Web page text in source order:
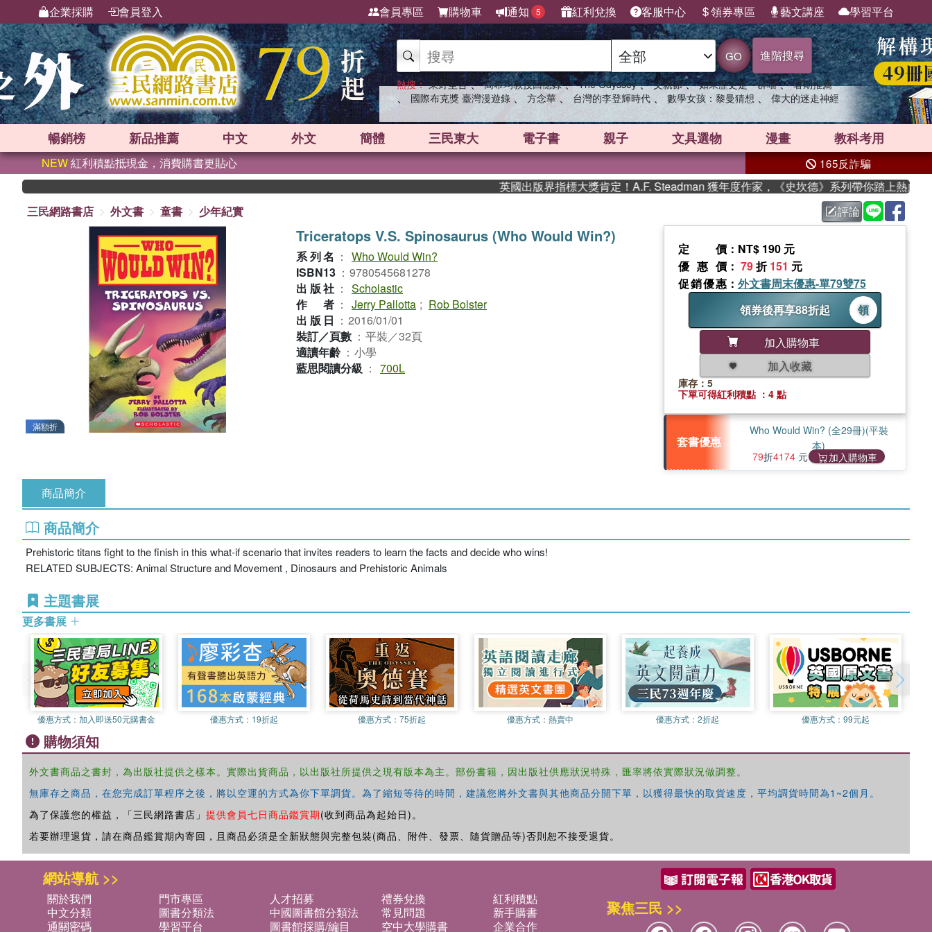
企業採購 會員登入 會員專區 購物車 通知 5 紅利兌換 客服中心 領券專區 藝文講座 學習平台
GO 進階搜尋
熱搜： 東野圭吾 、 高希均教授回憶錄 、 The Odyssey 、 父親節 、 如果歷史是一群喵 、 暑期推薦
、 國際布克獎 臺灣漫遊錄 、 方念華 、 台灣的李登輝時代 、 數學女孩：黎曼猜想 、 偉大的迷走神經
暢銷榜 新品推薦 中文 外文 簡體 三民東大 電子書 親子 文具選物 漫畫 教科考用
NEW紅利積點抵現金，消費購書更貼心 165反詐騙
英國出版界指標大獎肯定！A.F. Steadman 獲年度作家，《史坎德》系列帶你踏上熱血奇幻旅
三民網路書店
外文書 童書 少年紀實 評論
滿額折
Triceratops V.S. Spinosaurus (Who Would Win?)
系列名 ： Who Would Win?
ISBN13 ： 9780545681278
出版社 ： Scholastic
作者 ： Jerry Pallotta ; Rob Bolster
出版日 ： 2016/01/01
裝訂／頁數 ： 平裝／32頁
適讀年齡 ： 小學
藍思閱讀分級 ： 700L
定價 ：NT$ 190 元
優惠價 ： 79折151 元
促銷優惠 ： 外文書周末優惠-單79雙75
領券後再享88折起
領
加入購物車
加入收藏
庫存：5
下單可得紅利積點 ：4 點
套書優惠
Who Would Win? (全29冊)(平裝
本)
79折4174 元 加入購物車
商品簡介
商品簡介
Prehistoric titans fight to the finish in this what-if scenario that invites readers to learn the facts and decide who wins!
RELATED SUBJECTS: Animal Structure and Movement , Dinosaurs and Prehistoric Animals
主題書展
更多書展
優惠方式： 加入即送50元購書金 優惠方式： 19折起 優惠方式：75折起 優惠方式： 熱賣中 優惠方式：2折起 優惠方式：99元起
購物須知
外文書商品之書封，為出版社提供之樣本。實際出貨商品，以出版社所提供之現有版本為主。部份書籍，因出版社供應狀況特殊，匯率將依實際狀況做調整。
無庫存之商品，在您完成訂單程序之後，將以空運的方式為你下單調貨。為了縮短等待的時間，建議您將外文書與其他商品分開下單，以獲得最快的取貨速度，平均調貨時間為1~2個月。
為了保護您的權益，「三民網路書店」 提供會員七日商品鑑賞期(收到商品為起始日)。
若要辦理退貨，請在商品鑑賞期內寄回，且商品必須是全新狀態與完整包裝(商品、附件、發票、隨貨贈品等)否則恕不接受退貨。
網站導航 >>
關於我們 門市專區 人才招募 禮券兌換
紅利積點
中文分類
圖書分類法 中國圖書館分類法 常見問題
新手購書
通關密碼
學習平台 圖書館採購/編目 空中大學購書
企業合作
聚焦三民 >>